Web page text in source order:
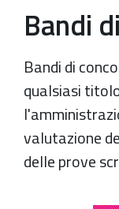
Bandi
Bandi di
qualsiasi
valutazione
delle prove